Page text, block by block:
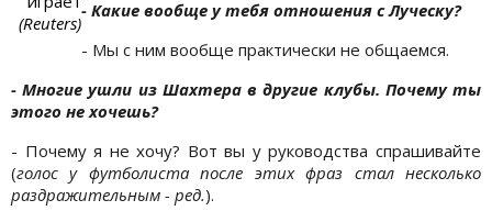
(Reuters)
- Какие вообще у тебя отношения с Луческу?
- Мы с ним вообще практически не общаемся.
- Многие ушли из Шахтера в другие клубы. Почему ты
этого не хочешь?
- Почему я не хочу? Вот вы у руководства спрашивайте
(голос у футболиста после этих фраз стал несколько
раздражительным - ред.).